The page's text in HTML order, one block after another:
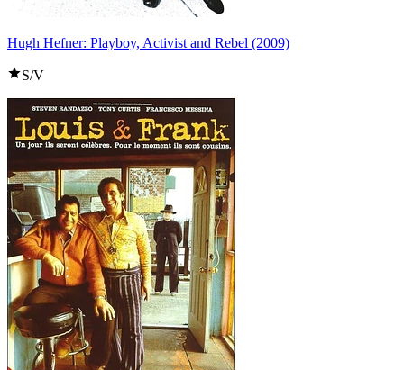
Hugh Hefner: Playboy, Activist and Rebel (2009)
S/V